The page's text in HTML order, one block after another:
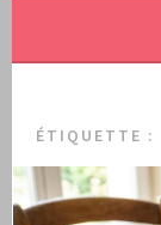
ÉTIQUETTE :